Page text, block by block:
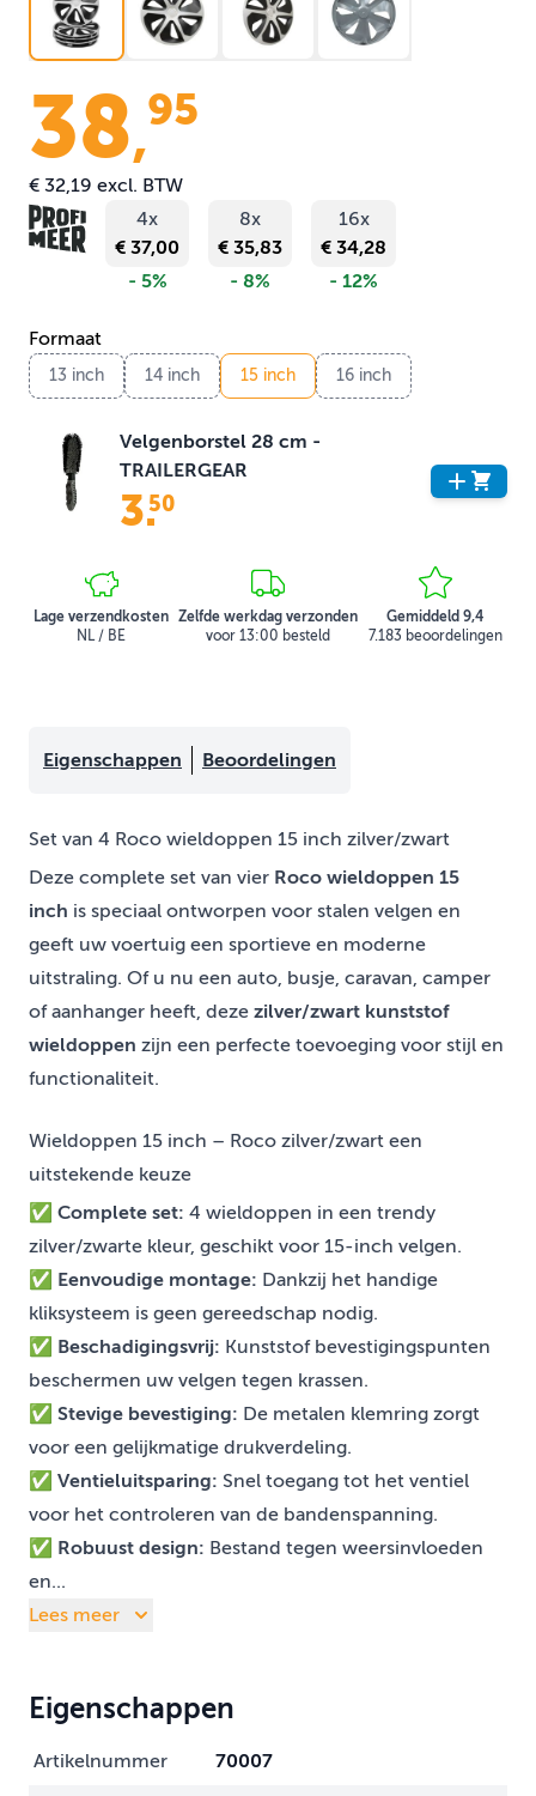
38,95
€ 32,19 excl. BTW
4x
€ 37,00
- 5%
8x
€ 35,83
- 8%
16x
€ 34,28
- 12%
Formaat
13 inch 14 inch 15 inch 16 inch
Velgenborstel 28 cm -
TRAILERGEAR
3.
50
Lage verzendkosten
NL / BE
Zelfde werkdag verzonden
voor 13:00 besteld
Gemiddeld 9,4
7.183 beoordelingen
Eigenschappen Beoordelingen
Set van 4 Roco wieldoppen 15 inch zilver/zwart
Deze complete set van vier Roco wieldoppen 15
inch is speciaal ontworpen voor stalen velgen en
geeft uw voertuig een sportieve en moderne
uitstraling. Of u nu een auto, busje, caravan, camper
of aanhanger heeft, deze zilver/zwart kunststof
wieldoppen zijn een perfecte toevoeging voor stijl en
functionaliteit.
Wieldoppen 15 inch – Roco zilver/zwart een
uitstekende keuze
✅ Complete set: 4 wieldoppen in een trendy
zilver/zwarte kleur, geschikt voor 15-inch velgen.
✅ Eenvoudige montage: Dankzij het handige
kliksysteem is geen gereedschap nodig.
✅ Beschadigingsvrij: Kunststof bevestigingspunten
beschermen uw velgen tegen krassen.
✅ Stevige bevestiging: De metalen klemring zorgt
voor een gelijkmatige drukverdeling.
✅ Ventieluitsparing: Snel toegang tot het ventiel
voor het controleren van de bandenspanning.
✅ Robuust design: Bestand tegen weersinvloeden
en...
Lees meer
Eigenschappen
Artikelnummer 70007